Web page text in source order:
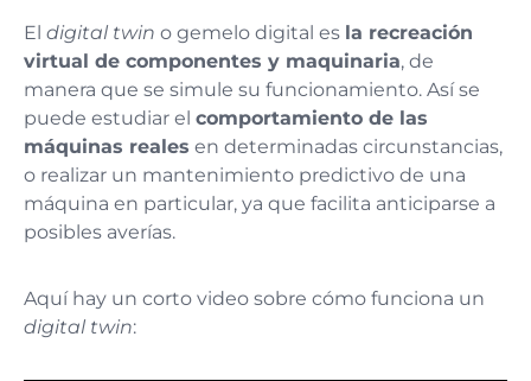
El digital twin o gemelo digital es la recreación
virtual de componentes y maquinaria, de
manera que se simule su funcionamiento. Así se
puede estudiar el comportamiento de las
máquinas reales en determinadas circunstancias,
o realizar un mantenimiento predictivo de una
máquina en particular, ya que facilita anticiparse a
posibles averías.
Aquí hay un corto video sobre cómo funciona un
digital twin: